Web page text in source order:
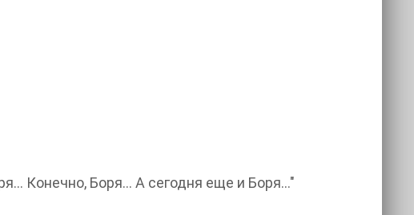
Конечно, Боря… А сегодня еще и Боря…"